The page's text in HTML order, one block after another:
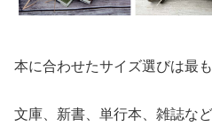
本に合わせたサイズ選びは最も
文庫、新書、単行本、雑誌な